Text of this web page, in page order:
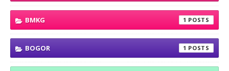
BMKG 1
BOGOR 1